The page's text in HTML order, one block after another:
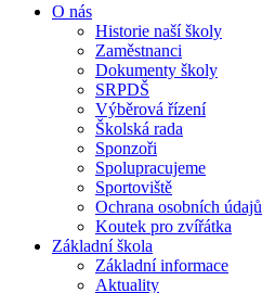
O nás
Historie naší školy
Zaměstnanci
Dokumenty školy
SRPDŠ
Výběrová řízení
Školská rada
Sponzoři
Spolupracujeme
Sportoviště
Ochrana osobních údajů
Koutek pro zvířátka
Základní škola
Základní informace
Aktuality